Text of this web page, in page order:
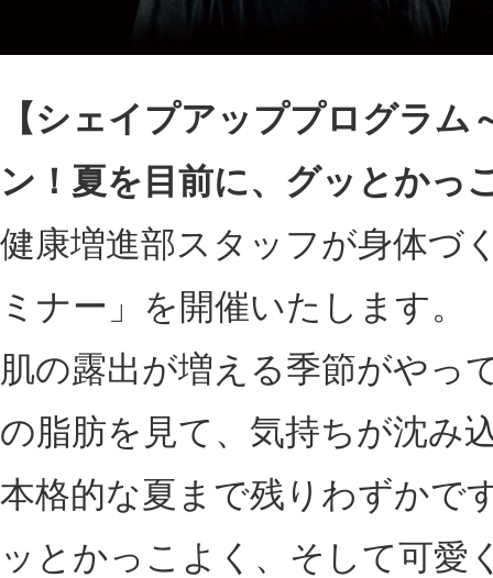
【シェイプアッププログラ
ン！夏を目前に、グッとかっ
健康増進部スタッフが身体づ
ミナー」を開催いたします。
肌の露出が増える季節がやっ
の脂肪を見て、気持ちが沈み
本格的な夏まで残りわずかで
ッとかっこよく、そして可愛